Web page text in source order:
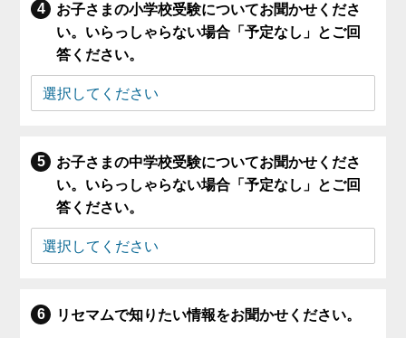
お子さまの小学校受験についてお聞かせくださ
い。いらっしゃらない場合「予定なし」とご回
答ください。
お子さまの中学校受験についてお聞かせくださ
い。いらっしゃらない場合「予定なし」とご回
答ください。
リセマムで知りたい情報をお聞かせください。